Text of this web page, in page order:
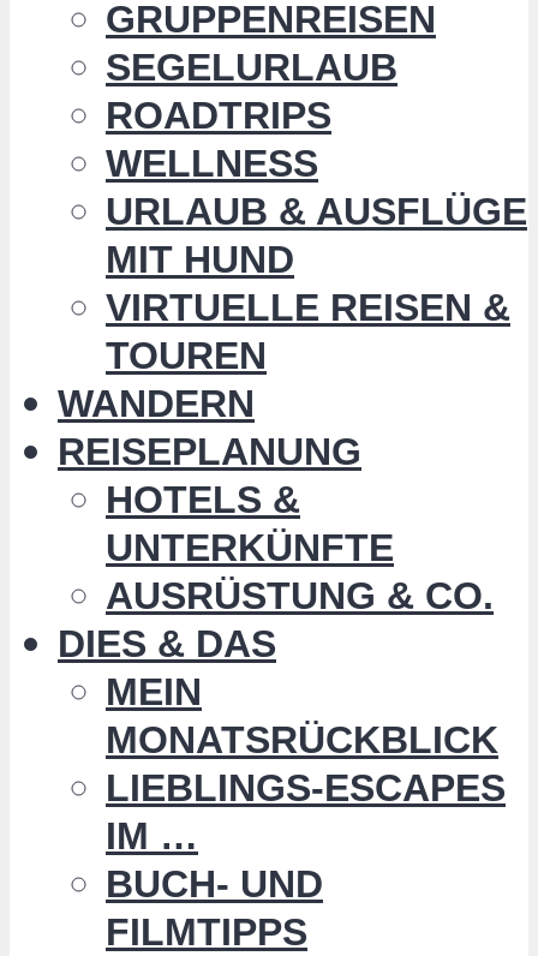
GRUPPENREISEN
SEGELURLAUB
ROADTRIPS
WELLNESS
URLAUB & AUSFLÜGE
MIT HUND
VIRTUELLE REISEN &
TOUREN
WANDERN
REISEPLANUNG
HOTELS &
UNTERKÜNFTE
AUSRÜSTUNG & CO.
DIES & DAS
MEIN
MONATSRÜCKBLICK
LIEBLINGS-ESCAPES
IM …
BUCH- UND
FILMTIPPS